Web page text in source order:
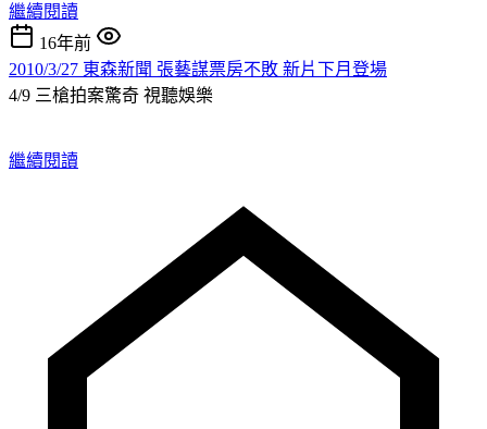
繼續閱讀
16年前
2010/3/27 東森新聞 張藝謀票房不敗 新片下月登場
4/9 三槍拍案驚奇 視聽娛樂
繼續閱讀